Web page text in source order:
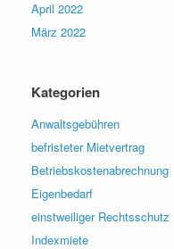
April 2022
März 2022
Kategorien
Anwaltsgebühren
befristeter Mietvertrag
Betriebskostenabrechnung
Eigenbedarf
einstweiliger Rechtsschutz
Indexmiete